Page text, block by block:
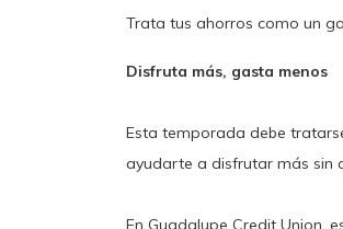
Trata tus ahorros como un
Disfruta más, gasta menos
Esta temporada debe
ayudarte a disfrutar más sin
En Guadalupe Credit Union,